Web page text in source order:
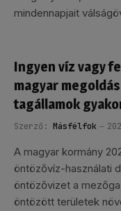
mindennapjait
Ingyen víz vagy
magyar
tagállamok
Szerző: Másfélfok
A magyar kormány
öntözővíz-használati
öntözővizet a
öntözött területek